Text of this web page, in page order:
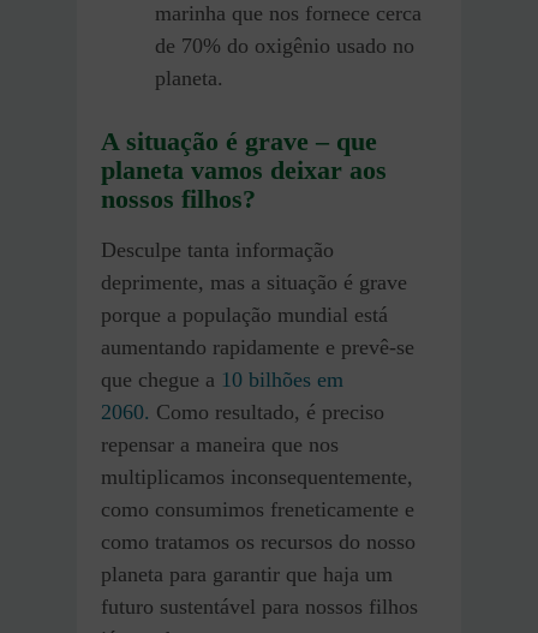
marinha que nos fornece cerca
de 70% do oxigênio usado no
planeta.
A situação é grave – que
planeta vamos deixar aos
nossos filhos?
Desculpe tanta informação
deprimente, mas a situação é grave
porque a população mundial está
aumentando rapidamente e prevê-se
que chegue a 10 bilhões em
2060. Como resultado, é preciso
repensar a maneira que nos
multiplicamos inconsequentemente,
como consumimos freneticamente e
como tratamos os recursos do nosso
planeta para garantir que haja um
futuro sustentável para nossos filhos